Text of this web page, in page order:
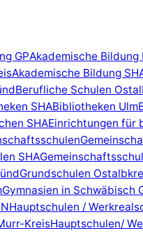
GPAkademische Bildung
Akademische Bildung
Berufliche Schulen
SHABibliotheken Ulm
SHAEinrichtungen für
SHA
Grundschulen
Gymnasien in Schwäbisch
Hauptschulen /
KreisHauptschulen/